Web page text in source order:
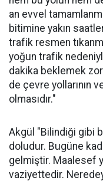
an evvel
bitimine yakın
trafik resmen
yoğun trafik
dakika beklemek
de çevre yollarının
olmasıdır."
Akgül "Bilindiği gibi
doludur. Bugüne
gelmiştir. Maalesef
vaziyettedir.